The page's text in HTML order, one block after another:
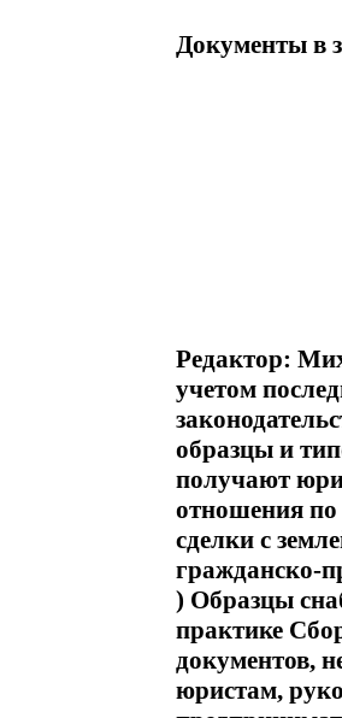
Документы в
Редактор:
учетом
образцы и
получают
отношения по
сделки с
гражданско-
) Образцы
практике
документов,
юристам,